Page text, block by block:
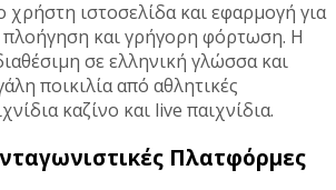
χρήστη ιστοσελίδα και εφαρμογή για
πλοήγηση και γρήγορη φόρτωση. Η
σε ελληνική γλώσσα και
ποικιλία από αθλητικές
καζίνο και live παιχνίδια.
Πλατφόρμες